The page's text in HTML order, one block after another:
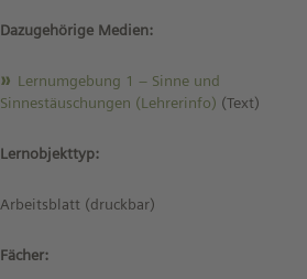
Dazugehörige Medien:
Lernumgebung 1 – Sinne und
Sinnestäuschungen (Lehrerinfo) (Text)
Lernobjekttyp:
Arbeitsblatt (druckbar)
Fächer: